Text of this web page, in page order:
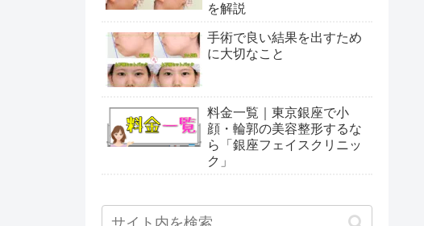
を解説
手術で良い結果を出すため
に大切なこと
料金一覧｜東京銀座で小
顔・輪郭の美容整形するな
ら「銀座フェイスクリニッ
ク」